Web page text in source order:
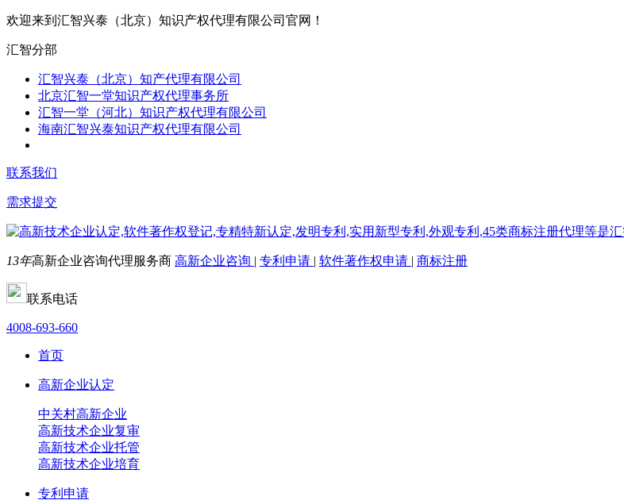
欢迎来到汇智兴泰（北京）知识产权代理有限公司官网！
汇智分部
汇智兴泰（北京）知产代理有限公司
北京汇智一堂知识产权代理事务所
汇智一堂（河北）知识产权代理有限公司
海南汇智兴泰知识产权代理有限公司
联系我们
需求提交
13年高新企业咨询代理服务商 高新企业咨询 | 专利申请 | 软件著作权申请 | 商标注册
联系电话
4008-693-660
首页
高新企业认定
中关村高新企业
高新技术企业复审
高新技术企业托管
高新技术企业培育
专利申请